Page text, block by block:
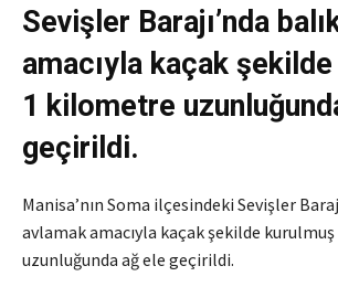
Sevişler Barajı’nda
amacıyla kaçak
1 kilometre
geçirildi.
Manisa’nın Soma ilçesindeki Sevişler
avlamak amacıyla kaçak şekilde
uzunluğunda ağ ele geçirildi.